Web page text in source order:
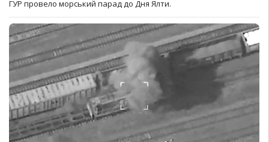
ГУР провело морський парад до Дня Ялти.